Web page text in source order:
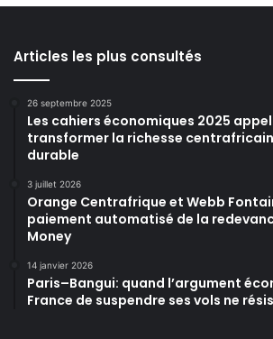
Articles les plus consultés
26 septembre 2025
Les cahiers économiques 2025
transformer la richesse
durable
3 juillet 2026
Orange Centrafrique et Webb
paiement automatisé de la
Money
14 janvier 2026
Paris–Bangui: quand l’argument
France de suspendre ses vols ne